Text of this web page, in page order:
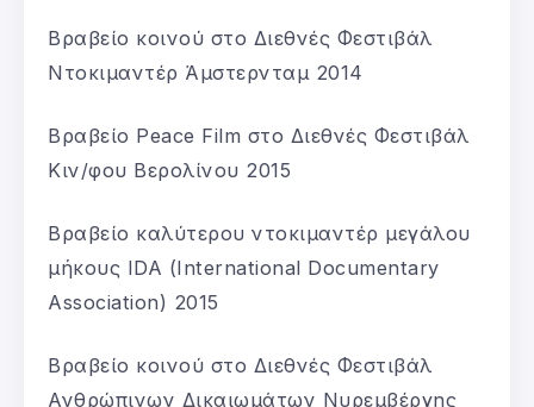
Βραβείο κοινού στο Διεθνές Φεστιβάλ
Ντοκιμαντέρ Άμστερνταμ 2014
Βραβείο Peace Film στο Διεθνές Φεστιβάλ
Κιν/φου Βερολίνου 2015
Βραβείο καλύτερου ντοκιμαντέρ μεγάλου
μήκους IDA (International Documentary
Association) 2015
Βραβείο κοινού στο Διεθνές Φεστιβάλ
Ανθρώπινων Δικαιωμάτων Νυρεμβέργης